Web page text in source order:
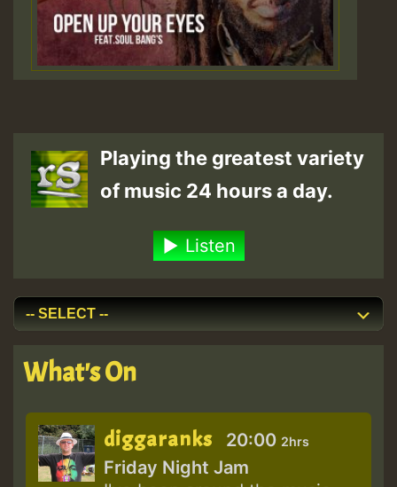
Playing the greatest variety
of music 24 hours a day.
Listen
What's On
diggaranks 20:00 2hrs
Friday Night Jam